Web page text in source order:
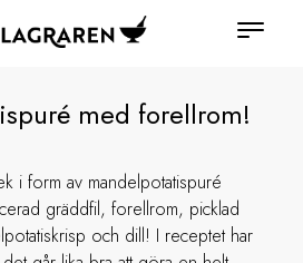
med forellrom!
i form av mandelpotatispuré
gräddfil, forellrom, picklad
och dill! I receptet har